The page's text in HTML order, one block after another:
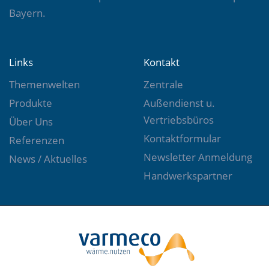
Bayern.
Links
Themenwelten
Produkte
Über Uns
Referenzen
News / Aktuelles
Kontakt
Zentrale
Außendienst u.
Vertriebsbüros
Kontaktformular
Newsletter Anmeldung
Handwerkspartner